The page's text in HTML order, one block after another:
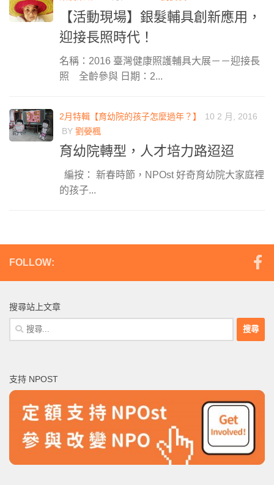
【活動現場】銀髮輔具創新應用，
迎接長照時代！
名稱：2016 臺灣健康照護輔具大展－－迎接長
照 全齡參與 日期：2...
2月特輯【育幼院的孩子怎麼過年？】
10 2 月, 2016
BY 劉嫈楓
育幼院轉型，人才培力路迢迢
編按： 新春時節，NPOst 好奇育幼院大家庭裡
的孩子...
FOLLOW:
搜尋站上文章
搜
尋
字:
支持 NPOST